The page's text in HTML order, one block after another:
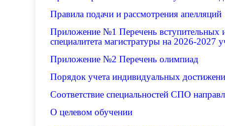
Правила подачи и рассмотрения апелляций
Приложение №1 Перечень вступительных
специалитета магистратуры на 2026-2027
Приложение №2 Перечень олимпиад
Порядок учета индивидуальных
Соответствие специальностей СПО
О целевом обучении